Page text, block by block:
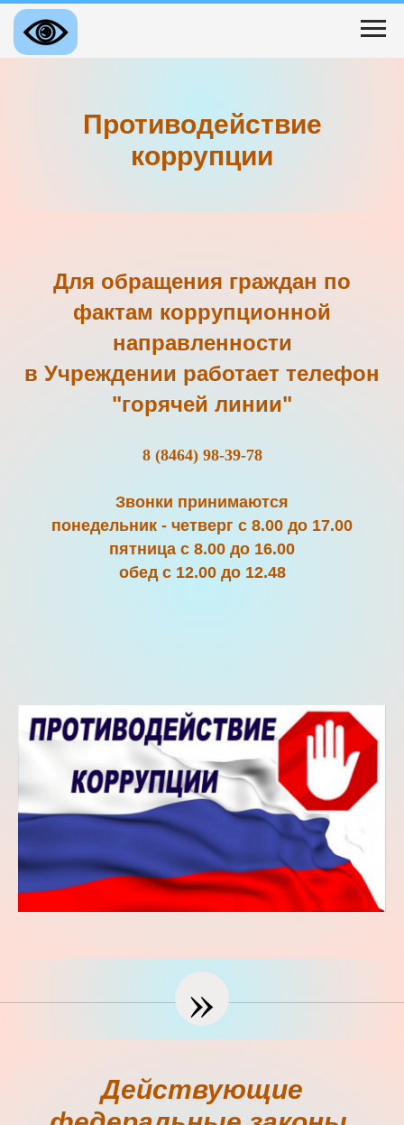
Противодействие
коррупции
Для обращения граждан по
фактам коррупционной
направленности
в Учреждении работает телефон
"горячей линии"
8 (8464) 98-39-78
Звонки принимаются
понедельник - четверг с 8.00 до 17.00
пятница с 8.00 до 16.00
обед с 12.00 до 12.48
»
Действующие